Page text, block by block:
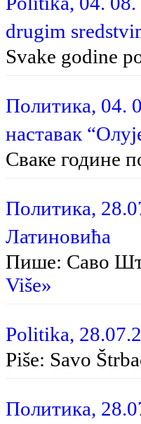
drugim
Svake godine
Политика, 04.
наставак
Сваке године
Политика,
Латиновића
Пише: Саво
Više»
Politika,
Piše: Savo
Политика,